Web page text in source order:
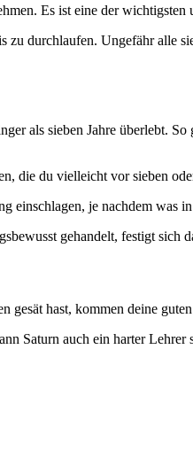
Es ist eine der
zu durchlaufen. Ungefähr
als sieben Jahre überlebt.
die du vielleicht vor sieben
einschlagen, je nachdem was
gehandelt, festigt sich
gesät hast, kommen deine
Saturn auch ein harter